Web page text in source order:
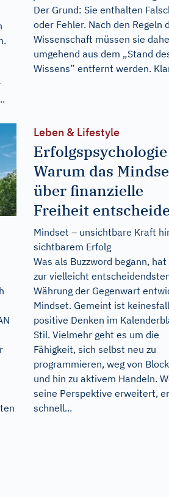
Der Grund: Sie enthalten
oder Fehler. Nach den Regeln
Wissenschaft müssen sie
umgehend aus dem „Stand
Wissens” entfernt werden.
Leben & Lifestyle
Warum das
über finanzielle
Freiheit
Mindset – unsichtbare Kraft
sichtbarem Erfolg
Was als Buzzword begann, hat
zur vielleicht
Währung der Gegenwart
Mindset. Gemeint ist
positive Denken im
Stil. Vielmehr geht es um die
Fähigkeit, sich selbst neu zu
programmieren, weg von
und hin zu aktivem Handeln.
seine Perspektive erweitert,
schnell...